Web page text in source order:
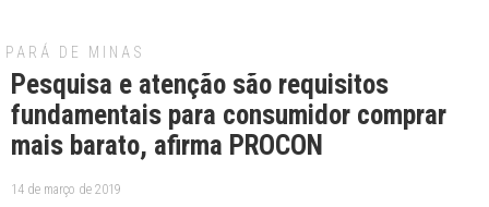
PARÁ DE MINAS
Pesquisa e atenção são requisitos
fundamentais para consumidor comprar
mais barato, afirma PROCON
14 de março de 2019